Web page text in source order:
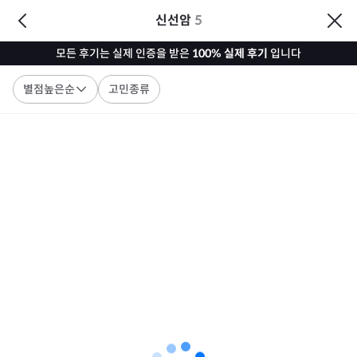
신선암 5
모든 후기는 실제 인증을 받은 100% 실제 후기 입니다
별점높은순 고민종류